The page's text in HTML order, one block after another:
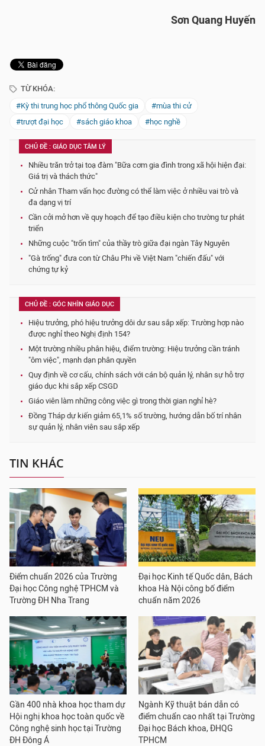
Sơn Quang Huyến
TỪ KHÓA:
#Kỳ thi trung học phổ thông Quốc gia
#mùa thi cử
#trượt đại học
#sách giáo khoa #học nghề
CHỦ ĐỀ : GIÁO DỤC TÂM LÝ
Nhiều trăn trở tại toạ đàm "Bữa cơm gia đình trong xã hội hiện đại:
Giá trị và thách thức"
Cử nhân Tham vấn học đường có thể làm việc ở nhiều vai trò và
đa dạng vị trí
Cần cởi mở hơn về quy hoạch để tạo điều kiện cho trường tư phát
triển
Những cuộc "trốn tìm" của thầy trò giữa đại ngàn Tây Nguyên
"Gà trống" đưa con từ Châu Phi về Việt Nam "chiến đấu" với
chứng tự kỷ
CHỦ ĐỀ : GÓC NHÌN GIÁO DỤC
Hiệu trưởng, phó hiệu trưởng dôi dư sau sắp xếp: Trường hợp nào
được nghỉ theo Nghị định 154?
Một trường nhiều phân hiệu, điểm trường: Hiệu trưởng cần tránh
"ôm việc", mạnh dạn phân quyền
Quy định về cơ cấu, chính sách với cán bộ quản lý, nhân sự hỗ trợ
giáo dục khi sắp xếp CSGD
Giáo viên làm những công việc gì trong thời gian nghỉ hè?
Đồng Tháp dự kiến giảm 65,1% số trường, hướng dẫn bố trí nhân
sự quản lý, nhân viên sau sắp xếp
TIN KHÁC
Điểm chuẩn 2026 của Trường
Đại học Công nghệ TPHCM và
Trường ĐH Nha Trang
Đại học Kinh tế Quốc dân, Bách
khoa Hà Nội công bố điểm
chuẩn năm 2026
Gần 400 nhà khoa học tham dự
Hội nghị khoa học toàn quốc về
Công nghệ sinh học tại Trường
ĐH Đông Á
Ngành Kỹ thuật bán dẫn có
điểm chuẩn cao nhất tại Trường
Đại học Bách khoa, ĐHQG
TPHCM